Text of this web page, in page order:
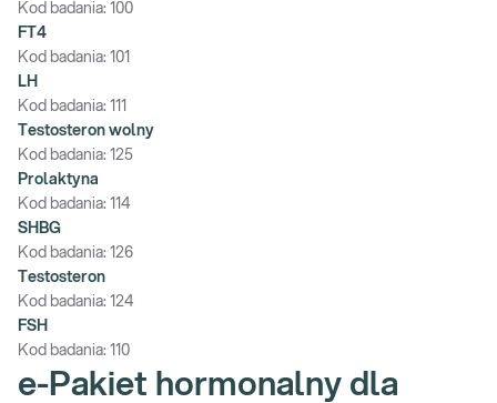
Kod badania: 100
FT4
Kod badania: 101
LH
Kod badania: 111
Testosteron wolny
Kod badania: 125
Prolaktyna
Kod badania: 114
SHBG
Kod badania: 126
Testosteron
Kod badania: 124
FSH
Kod badania: 110
e-Pakiet hormonalny dla